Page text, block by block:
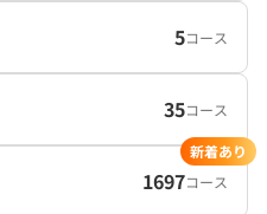
5コース
35コース
1697コース
新着あり